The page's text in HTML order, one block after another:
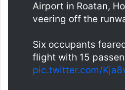
Airport in Roatan,
veering off the
Six occupants
flight with 15
pic.twitter.com/